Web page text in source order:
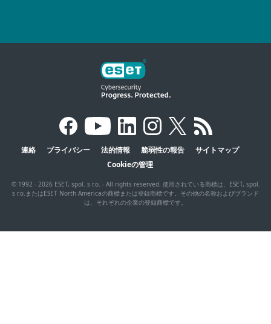
連絡 プライバシー 法的情報 脆弱性の報告
サイトマップ
Cookieの管理
© 1992 - 2026 ESET, spol. s r.o. - All rights reserved. 使用されている商標は、ESET, spol.
s r.o.またはESET North Americaの商標または登録商標です。その他の名称およびブランド
は、それぞれの企業の登録商標です。